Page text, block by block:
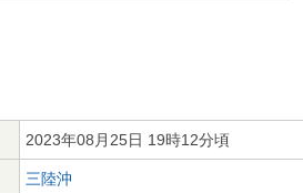
2023年08月25日 19時12分頃
三陸沖